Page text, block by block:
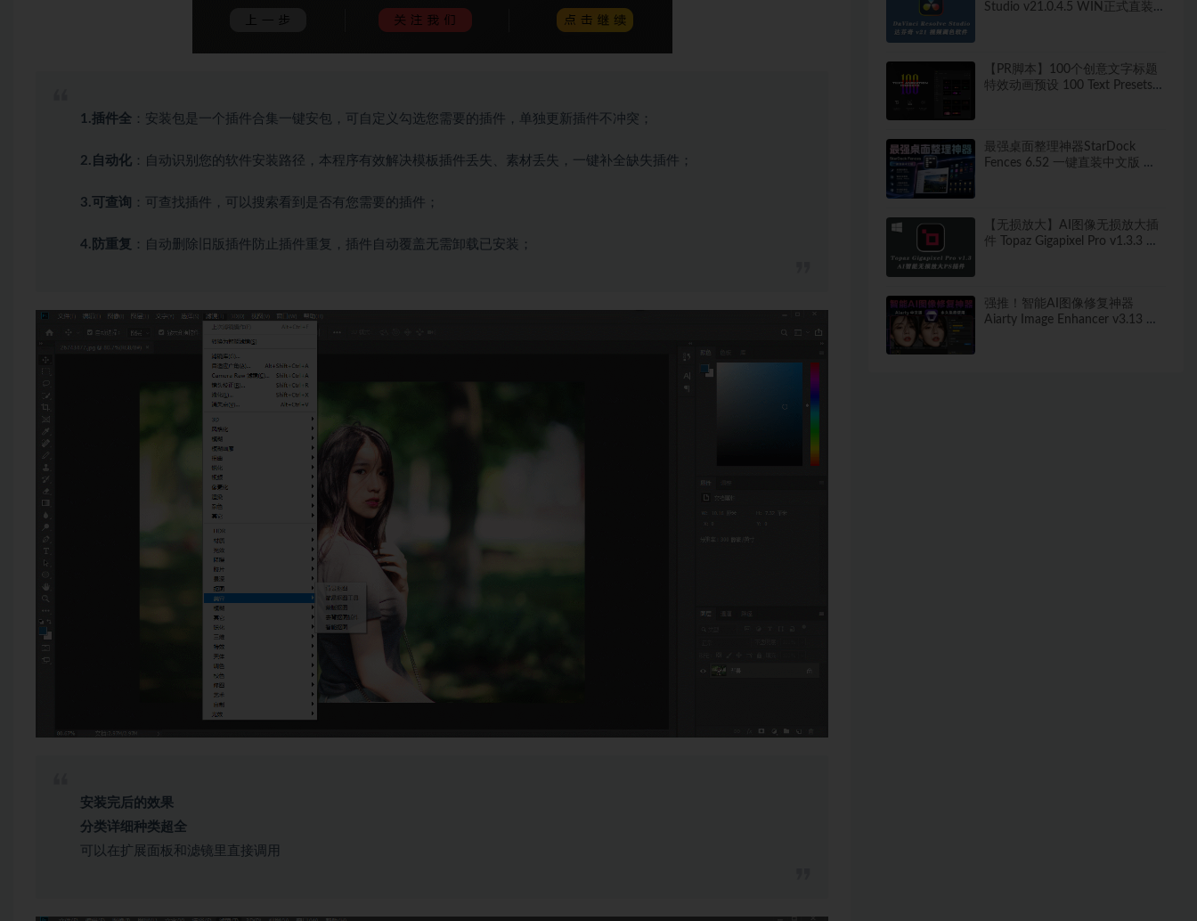
1.插件全 ：安装包是一个插件合集一键安包，可自定义勾选您需要的插件，单独更新插件不冲突；
2.自动化 ：自动识别您的软件安装路径，本程序有效解决模板插件丢失、素材丢失，一键补全缺失插件；
3.可查询 ：可查找插件，可以搜索看到是否有您需要的插件；
4.防重复 ：自动删除旧版插件防止插件重复，插件自动覆盖无需卸载已安装；
安装完后的效果
分类详细种类超全
可以在扩展面板和滤镜里直接调用
Studio v21.0.4.5 WIN正式直装
【PR脚本】100个创意文字标题
特效动画预设 100 Text Presets
最强桌面整理神器StarDock
Fences 6.52 一键直装中文版 秒
【无损放大】AI图像无损放大插
件 Topaz Gigapixel Pro v1.3.3 中
强推！智能AI图像修复神器
Aiarty Image Enhancer v3.13 ！